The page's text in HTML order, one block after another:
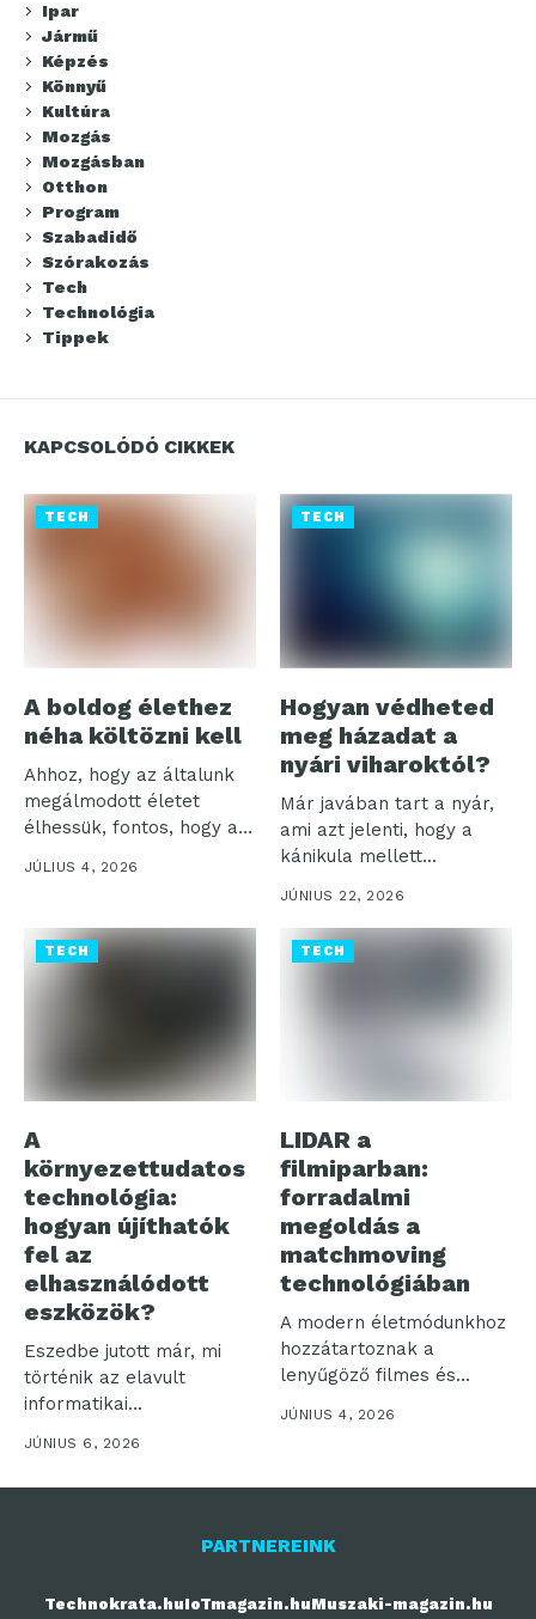
Ipar
Jármű
Képzés
Könnyű
Kultúra
Mozgás
Mozgásban
Otthon
Program
Szabadidő
Szórakozás
Tech
Technológia
Tippek
KAPCSOLÓDÓ CIKKEK
TECH
A boldog élethez
néha költözni kell
Ahhoz, hogy az általunk
megálmodott életet
élhessük, fontos, hogy a
mindennapjainkat a...
JÚLIUS 4, 2026
TECH
Hogyan védheted
meg házadat a
nyári viharoktól?
Már javában tart a nyár,
ami azt jelenti, hogy a
kánikula mellett...
JÚNIUS 22, 2026
TECH
A
környezettudatos
technológia:
hogyan újíthatók
fel az
elhasználódott
eszközök?
Eszedbe jutott már, mi
történik az elavult
informatikai
eszközeiddel? Az inkluzív
JÚNIUS 6, 2026
TECH
LIDAR a
filmiparban:
forradalmi
megoldás a
matchmoving
technológiában
A modern életmódunkhoz
hozzátartoznak a
lenyűgöző filmes és
televíziós produkciók,
aminek következtében...
JÚNIUS 4, 2026
PARTNEREINK
Technokrata.huIoTmagazin.huMuszaki-magazin.hu